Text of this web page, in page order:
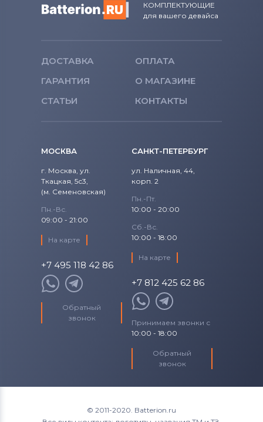
КОМПЛЕКТУЮЩИЕ
для вашего девайса
ДОСТАВКА
ОПЛАТА
ГАРАНТИЯ
О МАГАЗИНЕ
СТАТЬИ
КОНТАКТЫ
МОСКВА
г. Москва, ул.
Ткацкая, 5с3,
(м. Семеновская)
Пн.-Вс.
09:00 - 21:00
На карте
+7 495 118 42 86
Обратный
звонок
САНКТ-ПЕТЕРБУРГ
ул. Наличная, 44,
корп. 2
Пн.-Пт.
10:00 - 20:00
Сб.-Вс.
10:00 - 18:00
На карте
+7 812 425 62 86
Принимаем звонки с
10:00 - 18:00
Обратный
звонок
© 2011-2020. Batterion.ru